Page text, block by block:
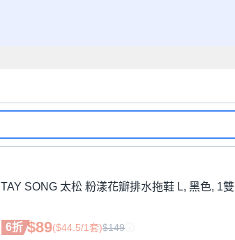
TAY SONG 太松 粉漾花瓣排水拖鞋 L, 黑色, 1雙
6折 $89($44.5/1套)$149